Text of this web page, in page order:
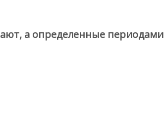
а определенные периодами